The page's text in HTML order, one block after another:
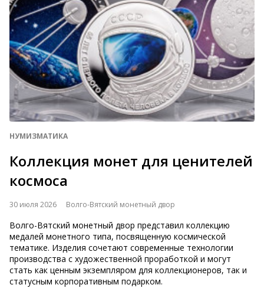
НУМИЗМАТИКА
Коллекция монет для ценителей
космоса
30 июля 2026 Волго-Вятский монетный двор
Волго-Вятский монетный двор представил коллекцию
медалей монетного типа, посвященную космической
тематике. Изделия сочетают современные технологии
производства с художественной проработкой и могут
стать как ценным экземпляром для коллекционеров, так и
статусным корпоративным подарком.